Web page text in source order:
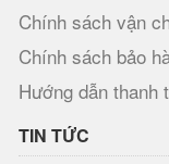
Chính sách vận
Chính sách bảo
Hướng dẫn thanh
TIN TỨC